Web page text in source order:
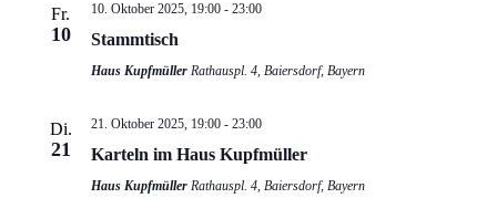
Fr.
10
10. Oktober 2025, 19:00- 23:00
Stammtisch
Haus Kupfmüller Rathauspl. 4, Baiersdorf, Bayern
Di.
21
21. Oktober 2025, 19:00- 23:00
Karteln im Haus Kupfmüller
Haus Kupfmüller Rathauspl. 4, Baiersdorf, Bayern